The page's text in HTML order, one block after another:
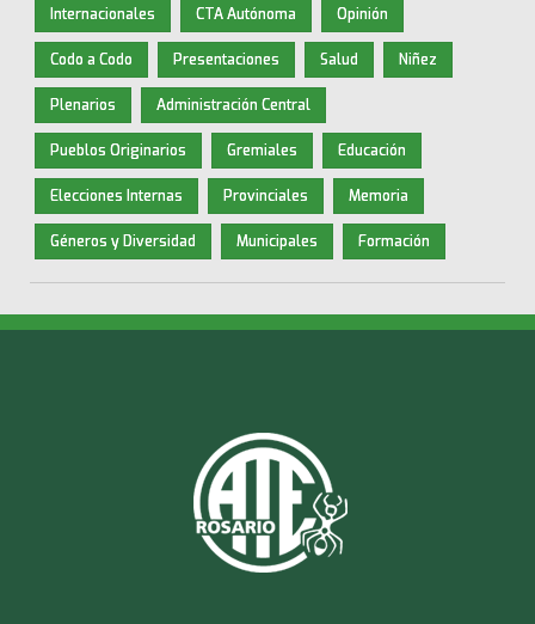
Internacionales CTA Autónoma Opinión
Codo a Codo Presentaciones Salud Niñez
Plenarios Administración Central
Pueblos Originarios Gremiales Educación
Elecciones Internas Provinciales Memoria
Géneros y Diversidad Municipales Formación